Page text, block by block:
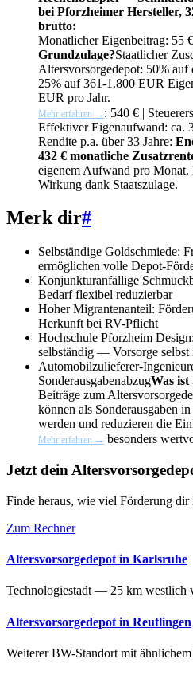
bei Pforzheimer Hersteller,
brutto:
Monatlicher Eigenbeitrag: 55
Grundzulage?Staatlicher
Altersvorsorgedepot: 50% auf
25% auf 361-1.800 EUR
EUR pro Jahr.
Mehr erfahren → : 540 € |
Effektiver Eigenaufwand: ca.
Rendite p.a. über 33 Jahre:
432 € monatliche
eigenem Aufwand pro
Wirkung dank Staatszulage.
Merk dir#
Selbständige Goldschmiede:
ermöglichen volle Depot-
Konjunkturanfällige
Bedarf flexibel reduzierbar
Hoher Migrantenanteil:
Herkunft bei RV-Pflicht
Hochschule Pforzheim
selbständig — Vorsorge selbst
Automobilzulieferer-
SonderausgabenabzugWas ist
Beiträge zum
können als Sonderausgaben
werden und reduzieren die
Mehr erfahren → besonders
Jetzt dein
Finde heraus, wie viel Förderung dir
Zum Rechner
Altersvorsorgedepot in Karlsruhe
Technologiestadt — 25 km westlich
Altersvorsorgedepot in Reutlingen
Weiterer BW-Standort mit